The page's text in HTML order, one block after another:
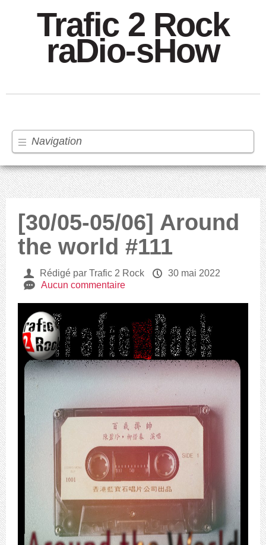
Trafic 2 Rock
raDio-sHow
Navigation
[30/05-05/06] Around
the world #111
U Rédigé par Trafic 2 Rock P 30 mai 2022
e Aucun commentaire